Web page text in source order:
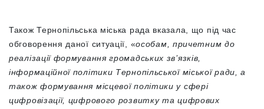
Також Тернопільська міська рада вказала, що під час
обговорення даної ситуації, «особам, причетним до
реалізації формування громадських зв’язків,
інформаційної політики Тернопільської міської ради, а
також формування місцевої політики у сфері
цифровізації, цифрового розвитку та цифрових